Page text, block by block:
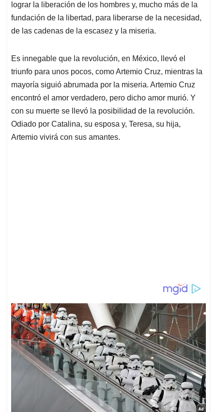
lograr la liberación de los hombres y, mucho más de la
fundación de la libertad, para liberarse de la necesidad,
de las cadenas de la escasez y la miseria.
Es innegable que la revolución, en México, llevó el
triunfo para unos pocos, como Artemio Cruz, mientras la
mayoría siguió abrumada por la miseria. Artemio Cruz
encontró el amor verdadero, pero dicho amor murió. Y
con su muerte se llevó la posibilidad de la revolución.
Odiado por Catalina, su esposa y, Teresa, su hija,
Artemio vivirá con sus amantes.